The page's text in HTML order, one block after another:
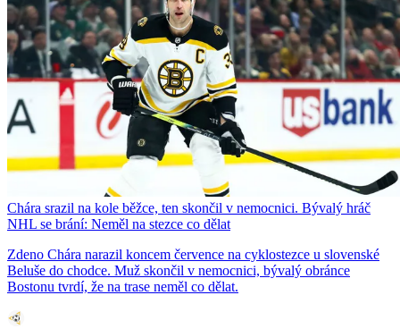
Chára srazil na kole běžce, ten skončil v nemocnici. Bývalý hráč
NHL se brání: Neměl na stezce co dělat
Zdeno Chára narazil koncem července na cyklostezce u slovenské
Beluše do chodce. Muž skončil v nemocnici, bývalý obránce
Bostonu tvrdí, že na trase neměl co dělat.